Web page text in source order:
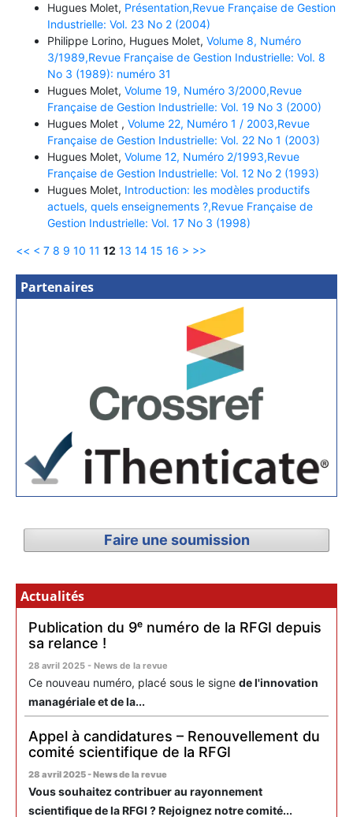
Hugues Molet, Présentation,Revue Française de Gestion
Industrielle: Vol. 23 No 2 (2004)
Philippe Lorino, Hugues Molet, Volume 8, Numéro
3/1989,Revue Française de Gestion Industrielle: Vol. 8
No 3 (1989): numéro 31
Hugues Molet, Volume 19, Numéro 3/2000,Revue
Française de Gestion Industrielle: Vol. 19 No 3 (2000)
Hugues Molet , Volume 22, Numéro 1 / 2003,Revue
Française de Gestion Industrielle: Vol. 22 No 1 (2003)
Hugues Molet, Volume 12, Numéro 2/1993,Revue
Française de Gestion Industrielle: Vol. 12 No 2 (1993)
Hugues Molet, Introduction: les modèles productifs
actuels, quels enseignements ?,Revue Française de
Gestion Industrielle: Vol. 17 No 3 (1998)
<< < 7 8 9 10 11 12 13 14 15 16 > >>
Partenaires
Faire une soumission
Actualités
Publication du 9ᵉ numéro de la RFGI depuis
sa relance !
28 avril 2025 - News de la revue
Ce nouveau numéro, placé sous le signe de l'innovation
managériale et de la...
Appel à candidatures – Renouvellement du
comité scientifique de la RFGI
28 avril 2025 - News de la revue
Vous souhaitez contribuer au rayonnement
scientifique de la RFGI ? Rejoignez notre comité...